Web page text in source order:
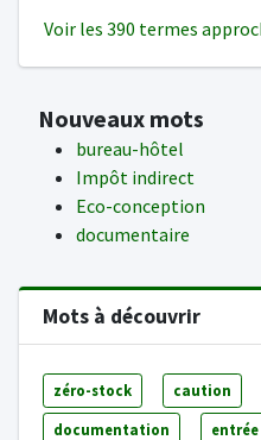
Voir les 390 termes
Nouveaux mots
bureau-hôtel
Impôt indirect
Eco-conception
documentaire
Mots à découvrir
zéro-stock caution
documentation